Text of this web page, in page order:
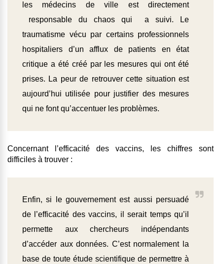
les médecins de ville est directement
responsable du chaos qui a suivi. Le
traumatisme vécu par certains professionnels
hospitaliers d’un afflux de patients en état
critique a été créé par les mesures qui ont été
prises. La peur de retrouver cette situation est
aujourd’hui utilisée pour justifier des mesures
qui ne font qu’accentuer les problèmes.
Concernant l’efficacité des vaccins, les chiffres sont
difficiles à trouver :
Enfin, si le gouvernement est aussi persuadé
de l’efficacité des vaccins, il serait temps qu’il
permette aux chercheurs indépendants
d’accéder aux données. C’est normalement la
base de toute étude scientifique de permettre à